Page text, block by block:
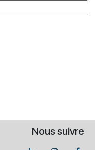
Nous suivre